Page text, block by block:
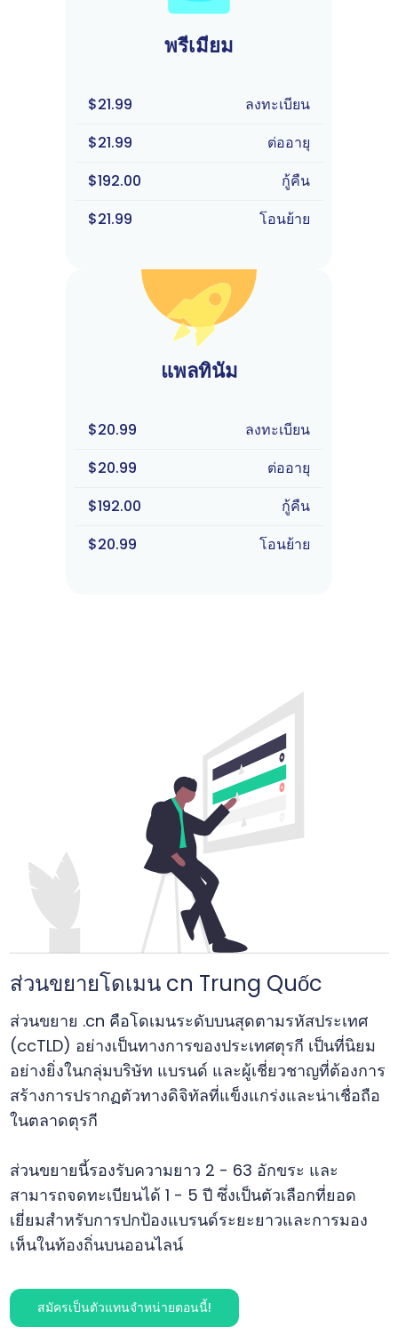
พรีเมียม
$21.99
ลงทะเบียน
$21.99
ต่ออายุ
$192.00
กู้คืน
$21.99
โอนย้าย
แพลทินัม
$20.99
ลงทะเบียน
$20.99
ต่ออายุ
$192.00
กู้คืน
$20.99
โอนย้าย
ส่วนขยายโดเมน cn Trung Quốc
ส่วนขยาย .cn คือโดเมนระดับบนสุดตามรหัสประเทศ
(ccTLD) อย่างเป็นทางการของประเทศตุรกี เป็นที่นิยม
อย่างยิ่งในกลุ่มบริษัท แบรนด์ และผู้เชี่ยวชาญที่ต้องการ
สร้างการปรากฏตัวทางดิจิทัลที่แข็งแกร่งและน่าเชื่อถือ
ในตลาดตุรกี
ส่วนขยายนี้รองรับความยาว 2 - 63 อักขระ และ
สามารถจดทะเบียนได้ 1 - 5 ปี ซึ่งเป็นตัวเลือกที่ยอด
เยี่ยมสำหรับการปกป้องแบรนด์ระยะยาวและการมอง
เห็นในท้องถิ่นบนออนไลน์
สมัครเป็นตัวแทนจำหน่ายตอนนี้!